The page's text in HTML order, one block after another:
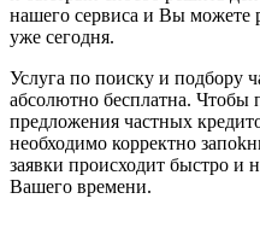
нашего сервиса и Вы можете
уже сегодня.
Услуга по поиску и подбору
абсолютно бесплатна. Чтобы
предложения частных
необходимо корректно
заявки происходит быстро и
Вашего времени.